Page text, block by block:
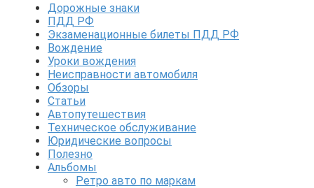
Дорожные знаки
ПДД РФ
Экзаменационные билеты ПДД РФ
Вождение
Уроки вождения
Неисправности автомобиля
Обзоры
Статьи
Автопутешествия
Техническое обслуживание
Юридические вопросы
Полезно
Альбомы
Ретро авто по маркам